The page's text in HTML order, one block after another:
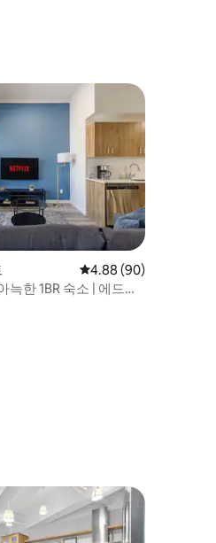
평점 4.88점(5점 만점),
4.88 (90)
늑한 1BR 숙소 | 에드먼